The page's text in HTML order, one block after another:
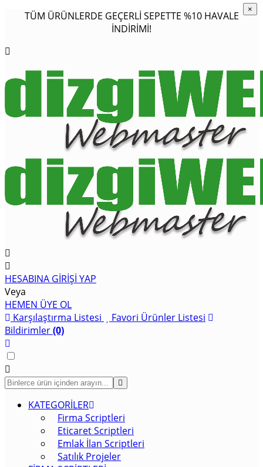
TÜM ÜRÜNLERDE GEÇERLİ SEPETTE %10 HAVALE
İNDİRİMİ!
HESABINA GİRİŞİ YAP
Veya
HEMEN ÜYE OL
Karşılaştırma Listesi
Favori Ürünler Listesi
Bildirimler(0)
KATEGORİLER
Firma Scriptleri
Eticaret Scriptleri
Emlak İlan Scriptleri
Satılık Projeler
×
×